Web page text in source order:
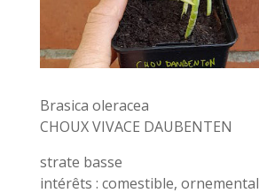
Brasica oleracea
CHOUX VIVACE DAUBENTEN
strate basse
intérêts : comestible, ornemental